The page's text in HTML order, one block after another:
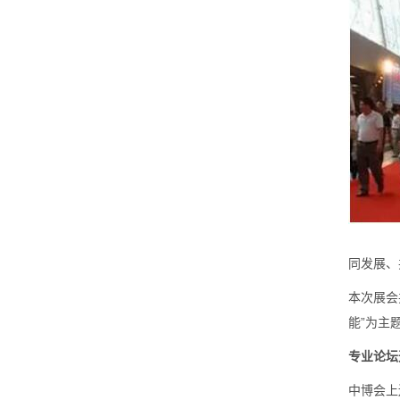
同发展
本次展
能”为主
专业论
中博会